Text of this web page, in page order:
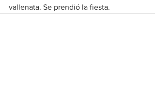
vallenata. Se prendió la fiesta.